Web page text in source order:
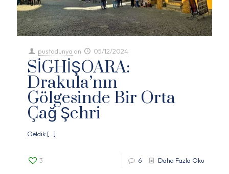
pustodunya on 05/12/2024
SİGHİŞOARA:
Drakula’nın
Gölgesinde Bir Orta
Çağ Şehri
Geldik […]
3 6 Daha Fazla Oku